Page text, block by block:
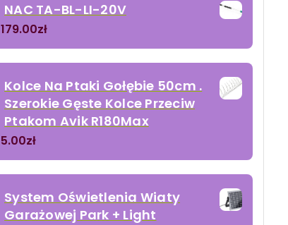
NAC TA-BL-LI-20V
179.00zł
Kolce Na Ptaki Gołębie 50cm .
Szerokie Gęste Kolce Przeciw
Ptakom Avik R180Max
5.00zł
System Oświetlenia Wiaty
Garażowej Park + Light